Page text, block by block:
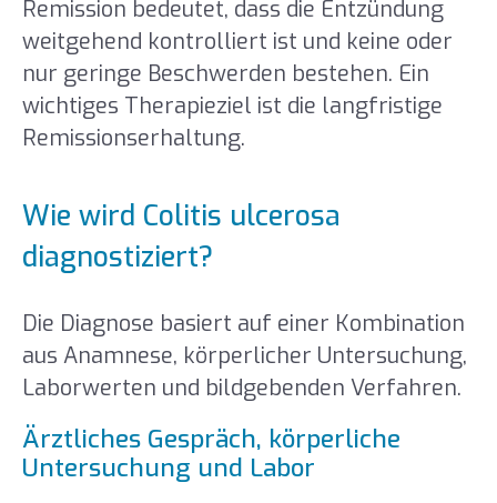
Remission bedeutet, dass die Entzündung
weitgehend kontrolliert ist und keine oder
nur geringe Beschwerden bestehen. Ein
wichtiges Therapieziel ist die langfristige
Remissionserhaltung.
Wie wird Colitis ulcerosa
diagnostiziert?
Die Diagnose basiert auf einer Kombination
aus Anamnese, körperlicher Untersuchung,
Laborwerten und bildgebenden Verfahren.
Ärztliches Gespräch, körperliche
Untersuchung und Labor